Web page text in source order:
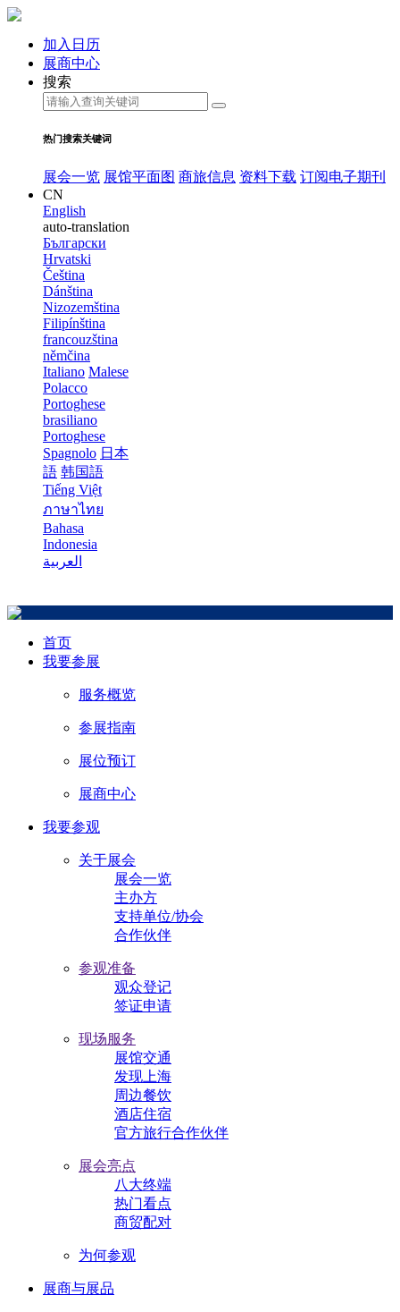
加入日历
展商中心
搜索
热门搜索关键词
展会一览 展馆平面图 商旅信息 资料下载 订阅电子期刊
CN
English
auto-translation
Български
Hrvatski
Čeština
Dánština
Nizozemština
Filipínština
francouzština
němčina
Italiano Malese
Polacco
Portoghese
brasiliano
Portoghese
Spagnolo 日本
語 韩国語
Tiếng Việt
ภาษาไทย
Bahasa
Indonesia
العربية
首页
我要参展
服务概览
参展指南
展位预订
展商中心
我要参观
关于展会
展会一览
主办方
支持单位/协会
合作伙伴
参观准备
观众登记
签证申请
现场服务
展馆交通
发现上海
周边餐饮
酒店住宿
官方旅行合作伙伴
展会亮点
八大终端
热门看点
商贸配对
为何参观
展商与展品